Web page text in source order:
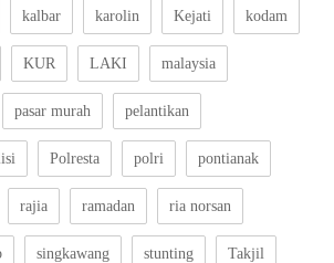
kalbar karolin Kejati kodam
KUR LAKI malaysia
pasar murah pelantikan
Polresta polri pontianak
rajia ramadan ria norsan
singkawang stunting Takjil